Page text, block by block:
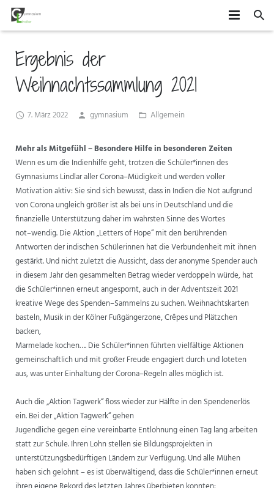
SCHÜLER
AUSTAUSCH UND FAHRTEN
WETTBEWERBE UND ZUSATZQUALIFIKATIONEN
EHEMALIGE
FÄCHER
STUFENINFO
KONZEPTE
FÖRDERUNG UND BERATUNG
VERTRETUNGSPLAN
ÜBERMITTAG
UNTERRICHTSZEITEN
BUSVERBINDUNGEN
FORMULARE
ANSPRECHPARTNER
ELTERN
ELTERNMITWIRKUNG
GRUNDSCHÜLER
FÖRDERVEREIN
NEWS
KONTAKT
Ergebnis der
Weihnachtssammlung 2021
7. März 2022 gymnasium Allgemein
Mehr als Mitgefühl–Besondere Hilfe in besonderen Zeiten
Wenn es um dieIndienhilfegeht, trotzen die Schüler*innendes
Gymnasiums Lindlaraller Corona–Müdigkeit und werden voller
Motivation aktiv: Sie sind sich bewusst, dass in Indien die Notaufgrund
vonCoronaungleichgrößeristalsbei unsinDeutschlandunddie
finanzielleUnterstützung daher im wahrsten Sinne des Wortes
not–wendig.DieAktion „Letters of Hope“mit den berührenden
Antworten der indischen Schülerinnen hat dieVerbundenheit mitihnen
gestärkt. Und nicht zuletzt die Aussicht, dass deranonyme Spenderauch
in diesem Jahr den gesammelten Betrag wieder verdoppeln würde, hat
die Schüler*innenerneut angespornt, auch in der Adventszeit 2021
kreative Wege des Spenden–Sammelns zusuchen.Weihnachtskarten
basteln, Musik in der Kölner Fußgängerzone,Crêpesund Plätzchen
backen,
Marmelade kochen…. Die Schüler*innen führten vielfältige Aktionen
gemeinschaftlich und mitgroßerFreude engagiert durch und loteten
aus, was unter Einhaltung der Corona–Regeln allesmöglich ist.
Auch die „Aktion Tagwerk“ flosswieder zur Hälfte in den Spendenerlös
ein. Bei der „Aktion Tagwerk“ gehen
Jugendliche gegen eine vereinbarte Entlohnung einen Tag lang arbeiten
statt zur Schule. IhrenLohn stellen sie Bildungsprojekten in
unterstützungsbedürftigen Ländern zur Verfügung.Und alle Mühen
haben sich gelohnt–es ist überwältigend, dass die Schüler*innen erneut